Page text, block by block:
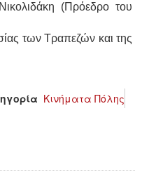
(Πρόεδρο του
των Τραπεζών και της
Κινήματα Πόλης